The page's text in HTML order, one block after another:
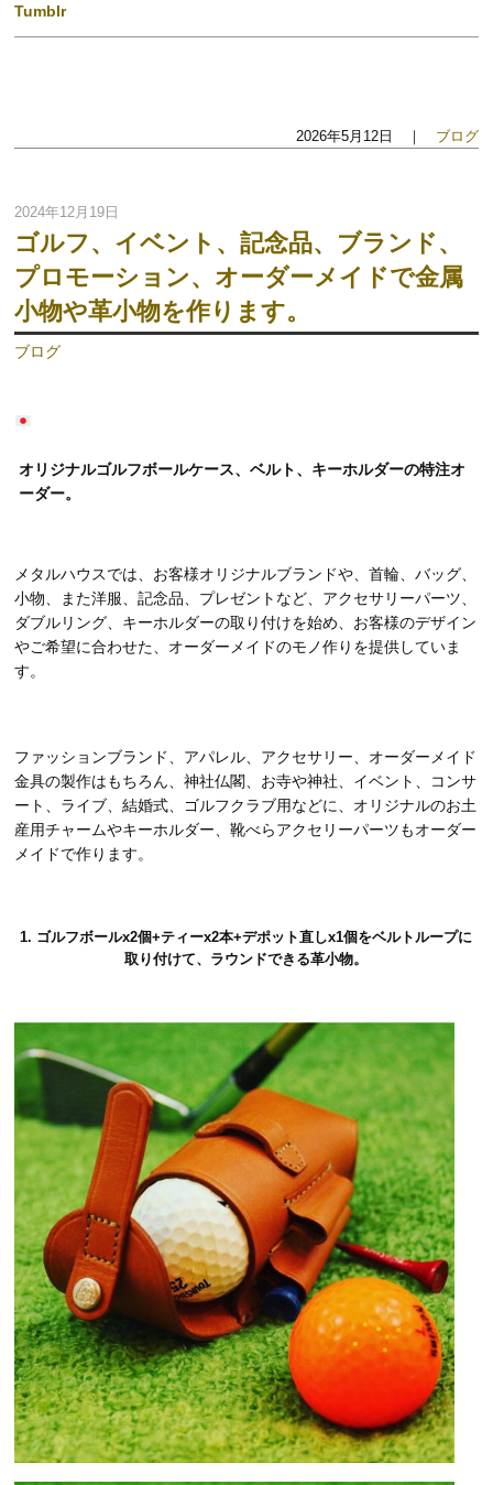
Tumblr
2026年5月12日 ｜ ブログ
2024年12月19日
ゴルフ、イベント、記念品、ブランド、
プロモーション、オーダーメイドで金属
小物や革小物を作ります。
ブログ
オリジナルゴルフボールケース、ベルト、キーホルダーの特注オ
ーダー。
メタルハウスでは、お客様オリジナルブランドや、首輪、バッグ、
小物、また洋服、記念品、プレゼントなど、アクセサリーパーツ、
ダブルリング、キーホルダーの取り付けを始め、お客様のデザイン
やご希望に合わせた、オーダーメイドのモノ作りを提供していま
す。
ファッションブランド、アパレル、アクセサリー、オーダーメイド
金具の製作はもちろん、神社仏閣、お寺や神社、イベント、コンサ
ート、ライブ、結婚式、ゴルフクラブ用などに、オリジナルのお土
産用チャームやキーホルダー、靴べらアクセリーパーツもオーダー
メイドで作ります。
1. ゴルフボールx2個+ティーx2本+デポット直しx1個をベルトループに
取り付けて、ラウンドできる革小物。